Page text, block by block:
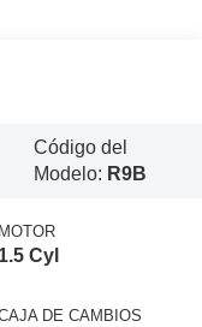
Código del
Modelo: R9B
MOTOR
1.5 Cyl
DE CAMBIOS